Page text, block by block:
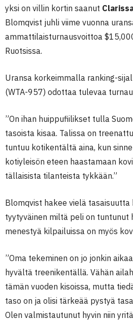
yksi on villin kortin saanut
Blomqvist juhli viime vuonna
ammattilaisturnausvoittoa
Ruotsissa.
Uransa korkeimmalla ranking-
(WTA-957) odottaa tulevaa
”On ihan huippufiilikset tulla
tasoista kisaa. Talissa on
tuntuu kotikentältä aina, kun
kotiyleisön eteen haastamaan
tällaisista tilanteista tykkään.”
Blomqvist hakee vielä tasaisuutta
tyytyväinen miltä peli on tuntunut
menestyä kilpailuissa on myös
”Oma tekeminen on jo jonkin
hyvältä treenikentällä. Vähän
tämän vuoden kisoissa, mutta
taso on ja olisi tärkeää pystyä
Olen valmistautunut hyvin niin